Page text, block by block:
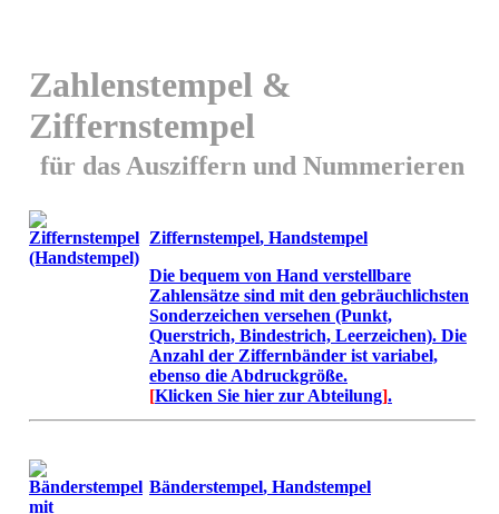
Zahlenstempel &
Ziffernstempel
für das Ausziffern und Nummerieren
Ziffernstempel, Handstempel
Die bequem von Hand verstellbare
Zahlensätze sind mit den gebräuchlichsten
Sonderzeichen versehen (Punkt,
Querstrich, Bindestrich, Leerzeichen). Die
Anzahl der Ziffernbänder ist variabel,
ebenso die Abdruckgröße.
[Klicken Sie hier zur Abteilung].
Bänderstempel, Handstempel